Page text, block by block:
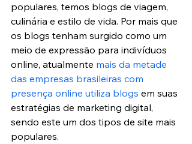
populares, temos blogs de viagem,
culinária e estilo de vida. Por mais que
os blogs tenham surgido como um
meio de expressão para indivíduos
online, atualmente mais da metade
das empresas brasileiras com
presença online utiliza blogs em suas
estratégias de marketing digital,
sendo este um dos tipos de site mais
populares.